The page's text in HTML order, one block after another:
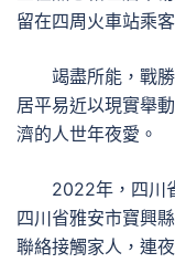
留在四周火車站乘
竭盡所能，戰
居平易近以現實舉
濟的人世年夜愛。
2022年，四川
四川省雅安市寶興
聯絡接觸家人，連